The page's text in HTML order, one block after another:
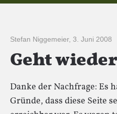
Stefan Niggemeier, 3. Juni 2008
Geht wieder
Danke der Nachfrage: Es
Gründe, dass diese Seite